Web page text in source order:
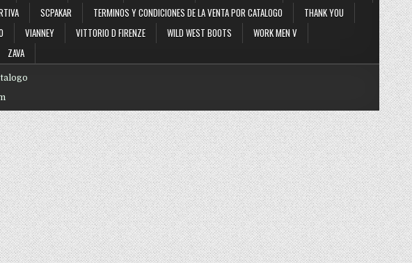
SCPAKAR TERMINOS Y CONDICIONES DE LA VENTA POR CATALOGO
THANK YOU
VIANNEY VITTORIO D FIRENZE WILD WEST BOOTS
WORK MEN V
ZAVA